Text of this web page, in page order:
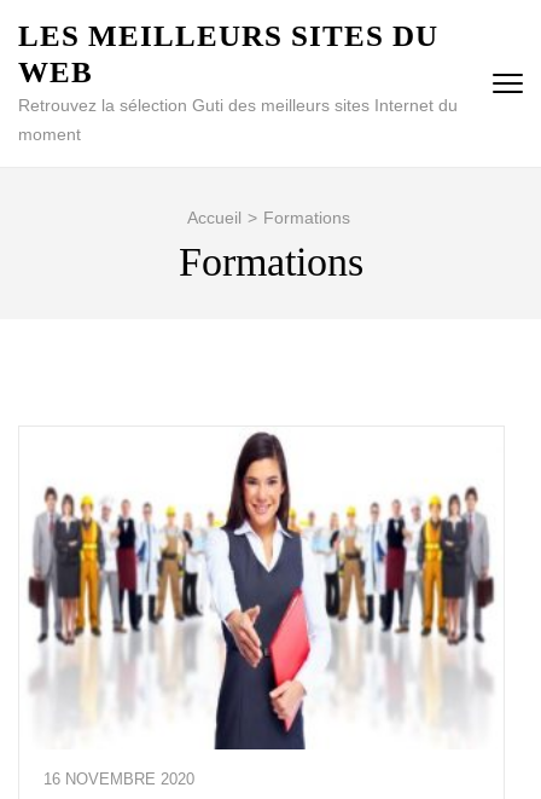
au
contenu
(Pressez
Entrée)
LES MEILLEURS SITES DU
WEB
Retrouvez la sélection Guti des meilleurs sites Internet du
moment
Accueil > Formations
Formations
16 NOVEMBRE 2020